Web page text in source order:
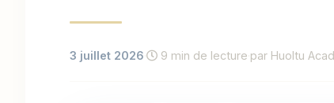
3 juillet 2026· 9 min de lecture·par Huoltu